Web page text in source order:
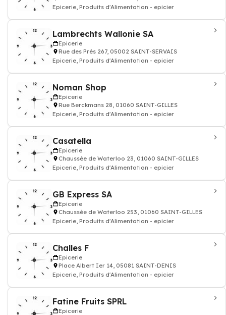
Epicerie, Produits d'Alimentation - epicier
Lambrechts Wallonie SA
Epicerie
Rue des Prés 267, 05002 SAINT-SERVAIS
Epicerie, Produits d'Alimentation - epicier
Noman Shop
Epicerie
Rue Berckmans 28, 01060 SAINT-GILLES
Epicerie, Produits d'Alimentation - epicier
Casatella
Epicerie
Chaussée de Waterloo 23, 01060 SAINT-GILLES
Epicerie, Produits d'Alimentation - epicier
GB Express SA
Epicerie
Chaussée de Waterloo 253, 01060 SAINT-GILLES
Epicerie, Produits d'Alimentation - epicier
Challes F
Epicerie
Place Albert Ier 14, 05081 SAINT-DENIS
Epicerie, Produits d'Alimentation - epicier
Fatine Fruits SPRL
Epicerie